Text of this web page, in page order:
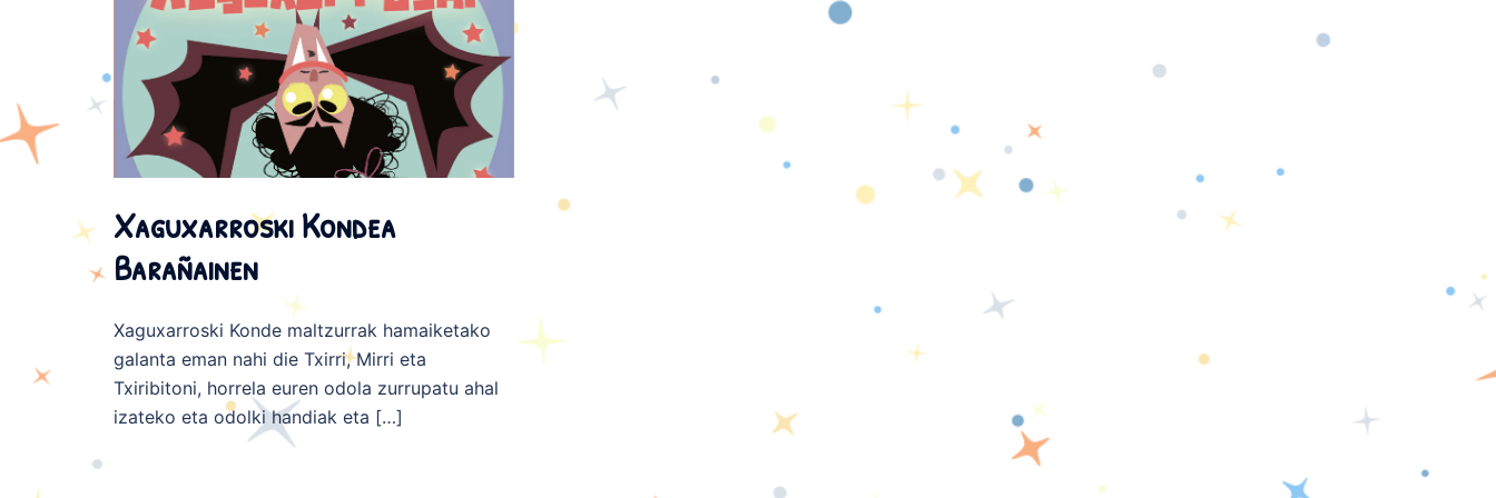
Xaguxarroski Kondea
Barañainen
Xaguxarroski Konde maltzurrak hamaiketako
galanta eman nahi die Txirri, Mirri eta
Txiribitoni, horrela euren odola zurrupatu ahal
izateko eta odolki handiak eta […]